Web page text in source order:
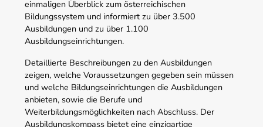
einmaligen Überblick zum österreichischen
Bildungssystem und informiert zu über 3.500
Ausbildungen und zu über 1.100
Ausbildungseinrichtungen.
Detaillierte Beschreibungen zu den Ausbildungen
zeigen, welche Voraussetzungen gegeben sein müssen
und welche Bildungseinrichtungen die Ausbildungen
anbieten, sowie die Berufe und
Weiterbildungsmöglichkeiten nach Abschluss. Der
Ausbildungskompass bietet eine einzigartige